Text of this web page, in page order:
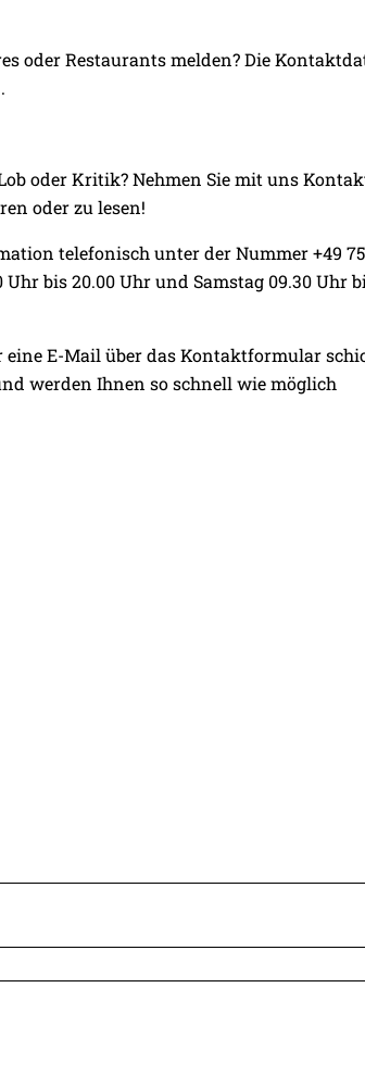
oder Restaurants melden? Die
oder Kritik? Nehmen Sie mit uns
oder zu lesen!
telefonisch unter der Nummer +49
bis 20.00 Uhr und Samstag 09.30 Uhr
E-Mail über das Kontaktformular
werden Ihnen so schnell wie möglich